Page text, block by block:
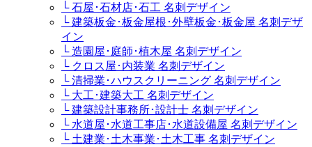
└ 石屋･石材店･石工 名刺デザイン
└ 建築板金･板金屋根･外壁板金･板金屋 名刺デザ
イン
└ 造園屋･庭師･植木屋 名刺デザイン
└ クロス屋･内装業 名刺デザイン
└ 清掃業･ハウスクリーニング 名刺デザイン
└ 大工･建築大工 名刺デザイン
└ 建築設計事務所･設計士 名刺デザイン
└ 水道屋･水道工事店･水道設備屋 名刺デザイン
└ 土建業･土木事業･土木工事 名刺デザイン